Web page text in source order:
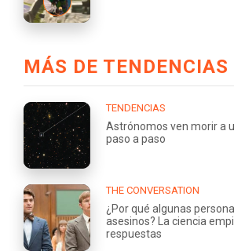
MÁS DE TENDENCIAS
TENDENCIAS
Astrónomos ven morir a
paso a paso
THE CONVERSATION
¿Por qué algunas
asesinos? La ciencia
respuestas